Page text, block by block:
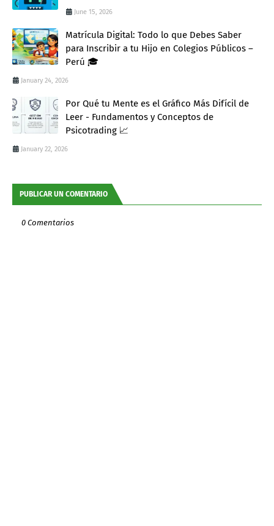
June 15, 2026
Matrícula Digital: Todo lo que Debes Saber
para Inscribir a tu Hijo en Colegios Públicos –
Perú 🎓
January 24, 2026
Por Qué tu Mente es el Gráfico Más Difícil de
Leer - Fundamentos y Conceptos de
Psicotrading 📈
January 22, 2026
PUBLICAR UN COMENTARIO
0 Comentarios